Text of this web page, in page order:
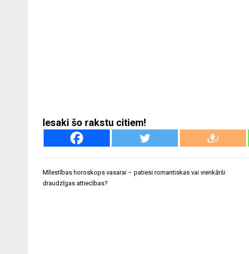
Iesaki šo rakstu citiem!
Ziņu
izvēlne
Mīlestības horoskops vasarai – patiesi romantiskas vai vienkārši
draudzīgas attiecības?